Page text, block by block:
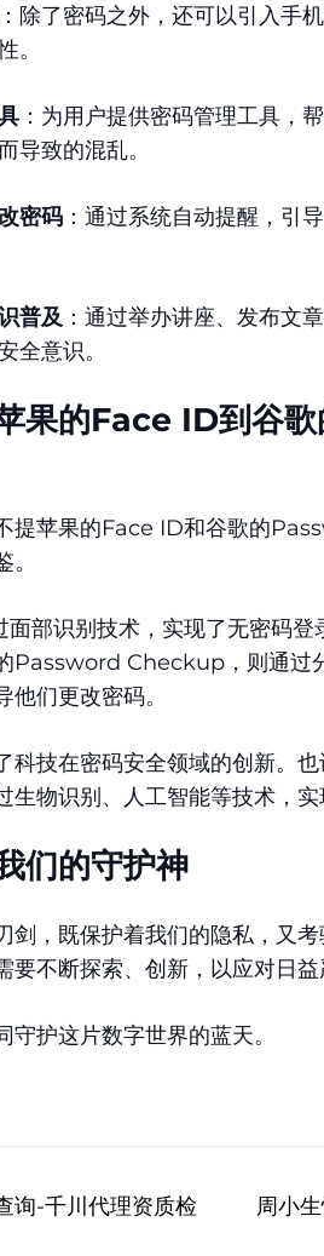
：除了密码之外，还可以引入手
。
：为用户提供密码管理工具，
导致的混乱。
密码 ：通过系统自动提醒，引
普及 ：通过举办讲座、发布文
全意识。
果的Face ID到谷
提苹果的Face ID和谷歌的
部识别技术，实现了无密码登
Password Checkup，则通过
们更改密码。
科技在密码安全领域的创新。
生物识别、人工智能等技术，实
们的守护神
剑，既保护着我们的隐私，又
要不断探索、创新，以应对日益
护这片数字世界的蓝天。
询-千川代理资质检
周小